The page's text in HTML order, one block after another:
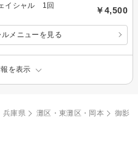
ェイシャル 1回
￥4,500
メニューを見る
を表示
兵庫県 灘区・東灘区・岡本
御影